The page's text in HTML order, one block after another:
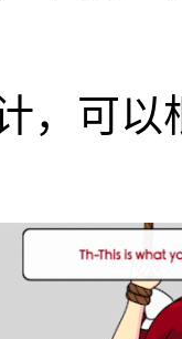
，可